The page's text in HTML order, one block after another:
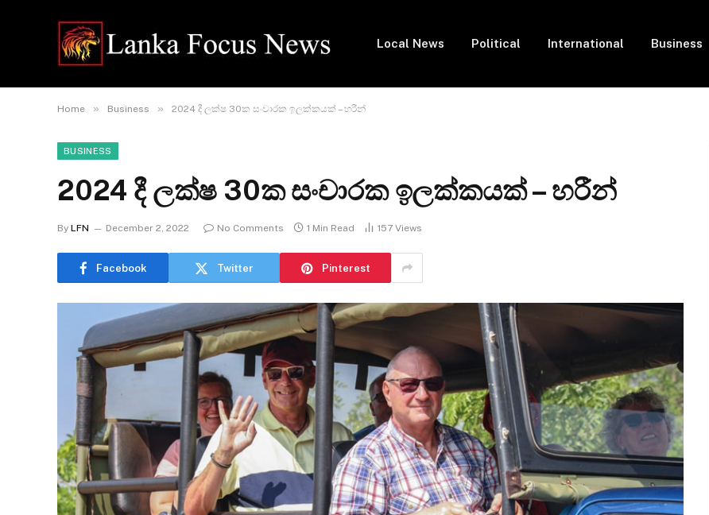
Local News Political International Business
Home » Business » 2024 දී ලක්ෂ 30ක සංචාරක ඉලක්කයක් – හරීන්
BUSINESS
2024 දී ලක්ෂ 30ක සංචාරක ඉලක්කයක් – හරීන්
By LFN December 2, 2022 No Comments 1 Min Read 157 Views
Facebook Twitter Pinterest